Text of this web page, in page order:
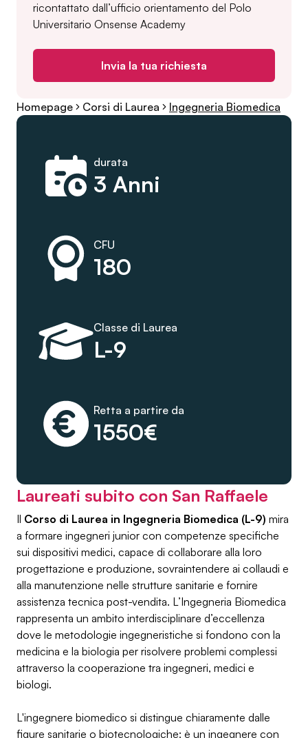
ricontattato dall’ufficio orientamento del Polo
Universitario Onsense Academy
Invia la tua richiesta
Homepage Corsi di Laurea Ingegneria Biomedica
3 Anni
durata
180
CFU
L-9
Classe di Laurea
1550€
Retta a partire da
Laureati subito con San Raffaele
Il Corso di Laurea in Ingegneria Biomedica (L-9) mira
a formare ingegneri junior con competenze specifiche
sui dispositivi medici, capace di collaborare alla loro
progettazione e produzione, sovraintendere ai collaudi e
alla manutenzione nelle strutture sanitarie e fornire
assistenza tecnica post-vendita. L’Ingegneria Biomedica
rappresenta un ambito interdisciplinare d’eccellenza
dove le metodologie ingegneristiche si fondono con la
medicina e la biologia per risolvere problemi complessi
attraverso la cooperazione tra ingegneri, medici e
biologi.
L'ingegnere biomedico si distingue chiaramente dalle
figure sanitarie o biotecnologiche: è un ingegnere con